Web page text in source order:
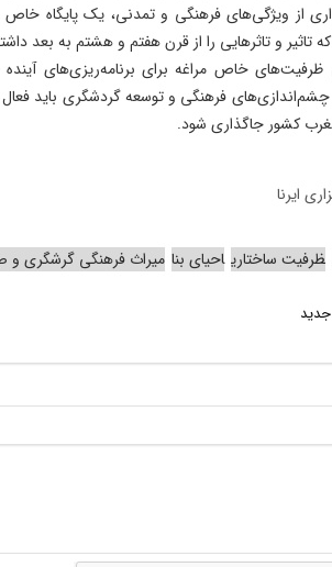
از ویژگی‌های فرهنگی و تمدنی، یک پایگاه خاص
تاثیر و تاثرهایی را از قرن هفتم و هشتم به بعد
خاص مراغه برای برنامه‌ریزی‌های
فرهنگی و توسعه گردشگری باید فعال
کشور جاگذاری شود.
ایرنا
ظرفیت ساختاری احیای بنا میراث فرهنگی گرشگری و